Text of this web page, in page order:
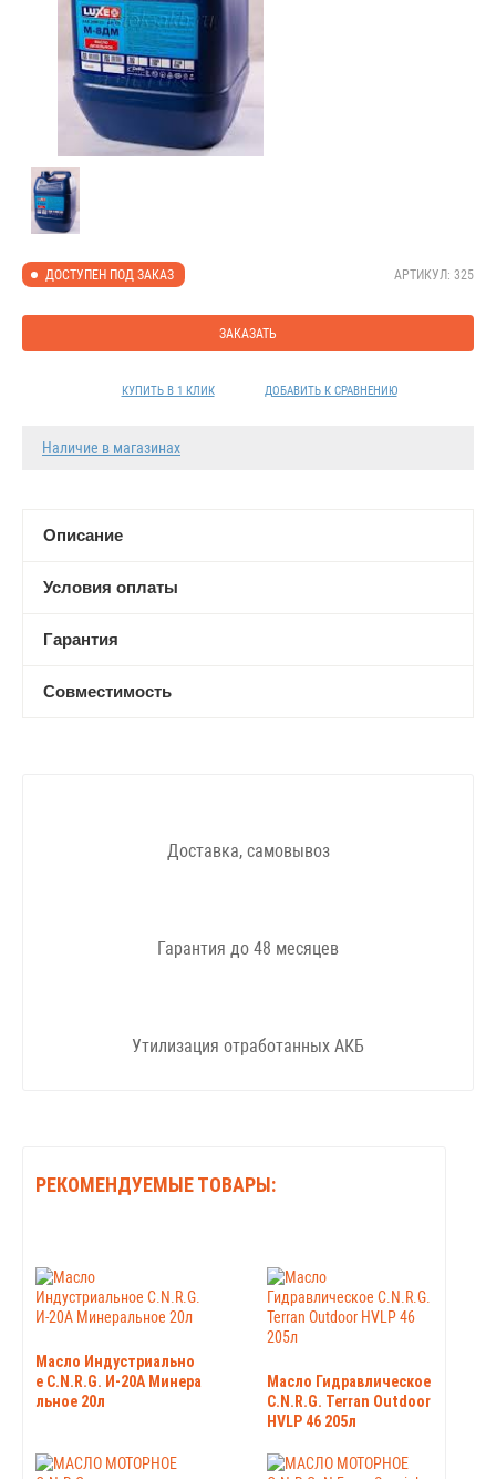
ДОСТУПЕН ПОД ЗАКАЗ АРТИКУЛ: 325
ЗАКАЗАТЬ
КУПИТЬ В 1 КЛИК ДОБАВИТЬ К СРАВНЕНИЮ
Наличие в магазинах
Описание
Условия оплаты
Гарантия
Совместимость
Доставка, самовывоз
Гарантия до 48 месяцев
Утилизация отработанных АКБ
РЕКОМЕНДУЕМЫЕ ТОВАРЫ:
Масло Индустриально
е C.N.R.G. И-20А Минера
льное 20л
Масло Гидравлическое
C.N.R.G. Terran Outdoor
HVLP 46 205л